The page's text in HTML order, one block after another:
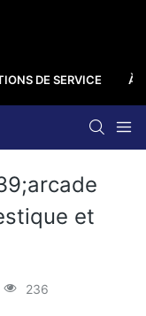
DE SERVICE À
et
236